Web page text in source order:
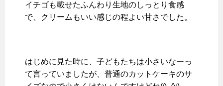
イチゴも載せたふんわり生地のしっとり食感
で、クリームもいい感じの程よい甘さでした。
はじめに見た時に、子どもたちは小さいなーっ
て言っていましたが、普通のカットケーキのサ